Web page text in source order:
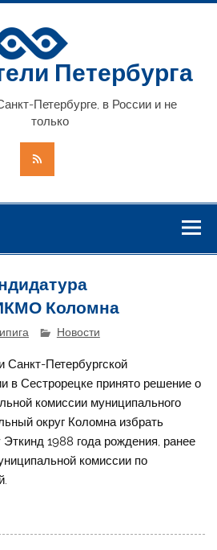
Петербурга
Петербурге, в России и не
только
Коломна
Новости
Санкт-Петербургской
в Сестрорецке принято решение о
комиссии муниципального
округ Коломна избрать
1988 года рождения, ранее
комиссии по